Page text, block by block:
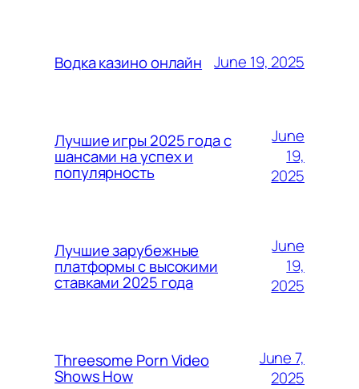
Водка казино онлайн June 19, 2025
Лучшие игры 2025 года с
шансами на успех и
популярность
June
19,
2025
Лучшие зарубежные
платформы с высокими
ставками 2025 года
June
19,
2025
Threesome Porn Video
Shows How
June 7,
2025